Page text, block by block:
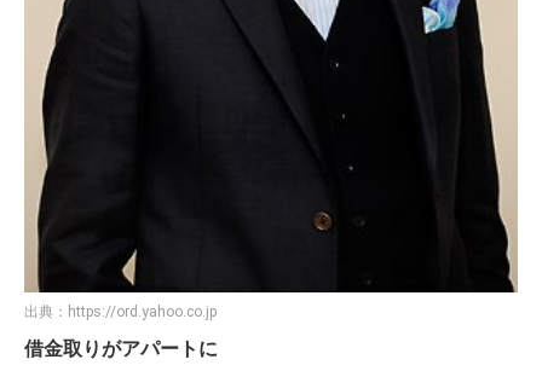
出典： https://ord.yahoo.co.jp
借金取りがアパートに